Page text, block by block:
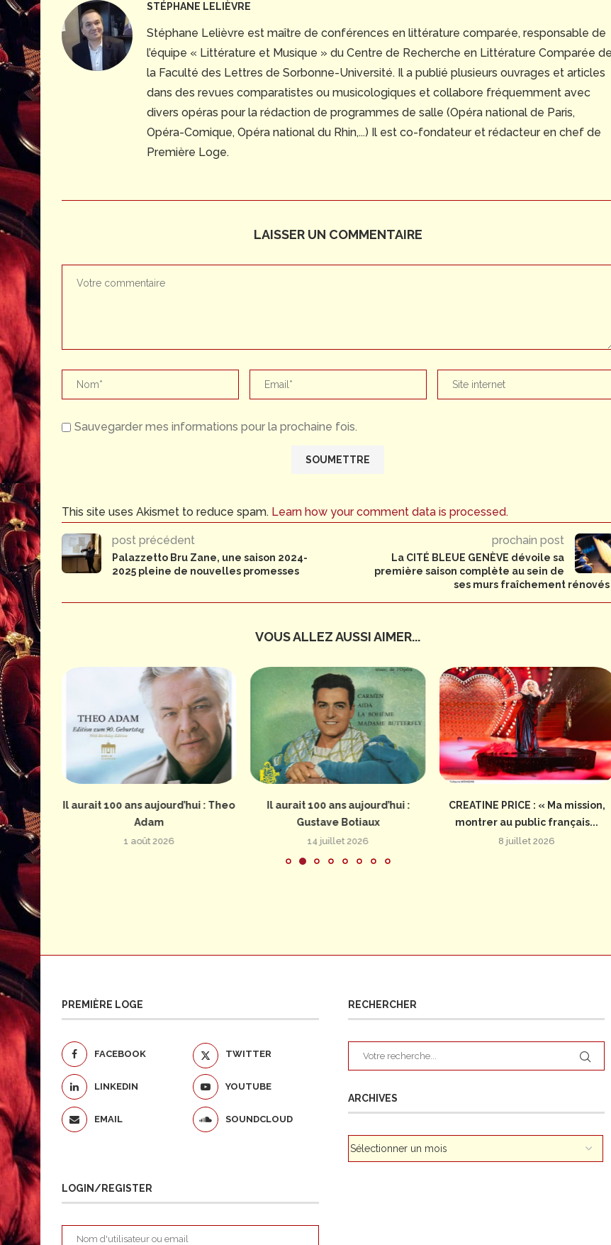
STÉPHANE LELIÈVRE
Stéphane Lelièvre est maître de conférences en littérature comparée, responsable de
l’équipe « Littérature et Musique » du Centre de Recherche en Littérature Comparée de
la Faculté des Lettres de Sorbonne-Université. Il a publié plusieurs ouvrages et articles
dans des revues comparatistes ou musicologiques et collabore fréquemment avec
divers opéras pour la rédaction de programmes de salle (Opéra national de Paris,
Opéra-Comique, Opéra national du Rhin,...) Il est co-fondateur et rédacteur en chef de
Première Loge.
LAISSER UN COMMENTAIRE
Sauvegarder mes informations pour la prochaine fois.
This site uses Akismet to reduce spam. Learn how your comment data is processed.
post précédent
Palazzetto Bru Zane, une saison 2024-
2025 pleine de nouvelles promesses
prochain post
La CITÉ BLEUE GENÈVE dévoile sa
première saison complète au sein de
ses murs fraîchement rénovés
VOUS ALLEZ AUSSI AIMER...
de
Il aurait 100 ans aujourd’hui : Theo
Adam
1 août 2026
Il aurait 100 ans aujourd’hui :
Gustave Botiaux
14 juillet 2026
CREATINE PRICE : « Ma mission,
montrer au public français...
8 juillet 2026
PREMIÈRE LOGE
FACEBOOK TWITTER
LINKEDIN YOUTUBE
EMAIL SOUNDCLOUD
LOGIN/REGISTER
RECHERCHER
ARCHIVES